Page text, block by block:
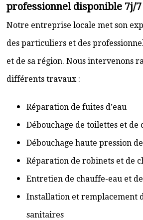
professionnel disponible 7j/7
Notre entreprise locale met son
des particuliers et des
et de sa région. Nous intervenons
différents travaux :
Réparation de fuites d’eau
Débouchage de toilettes et de
Débouchage haute pression
Réparation de robinets et de
Entretien de chauffe-eau et
Installation et remplacement
sanitaires